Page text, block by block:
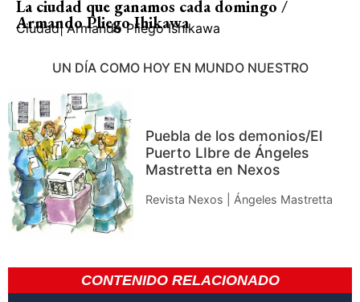
La ciudad que ganamos cada domingo /
Armando Pliego Ihikawa
Ciudad| Armando Pliego Ishikawa
UN DÍA COMO HOY EN MUNDO NUESTRO
Puebla de los demonios/El
Puerto LIbre de Ángeles
Mastretta en Nexos
Revista Nexos | Ángeles Mastretta
CONTENIDO RELACIONADO